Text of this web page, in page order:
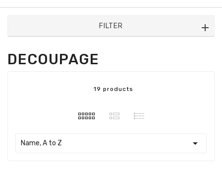
FILTER
DECOUPAGE
19 products
Name, A to Z 